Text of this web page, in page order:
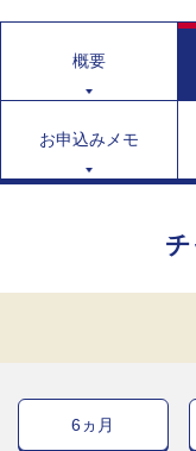
概要
お申込みメモ
6ヵ月